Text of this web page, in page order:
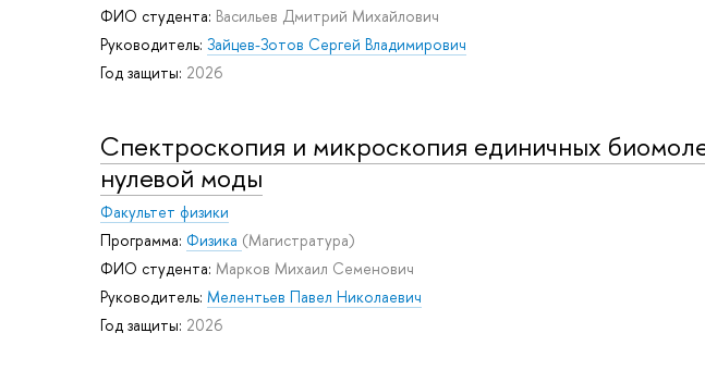
ФИО студента: Васильев Дмитрий Михайлович
Руководитель: Зайцев-Зотов Сергей Владимирович
Год защиты: 2026
Спектроскопия и микроскопия единичных
нулевой моды
Факультет физики
Программа: Физика (Магистратура)
ФИО студента: Марков Михаил Семенович
Руководитель: Мелентьев Павел Николаевич
Год защиты: 2026